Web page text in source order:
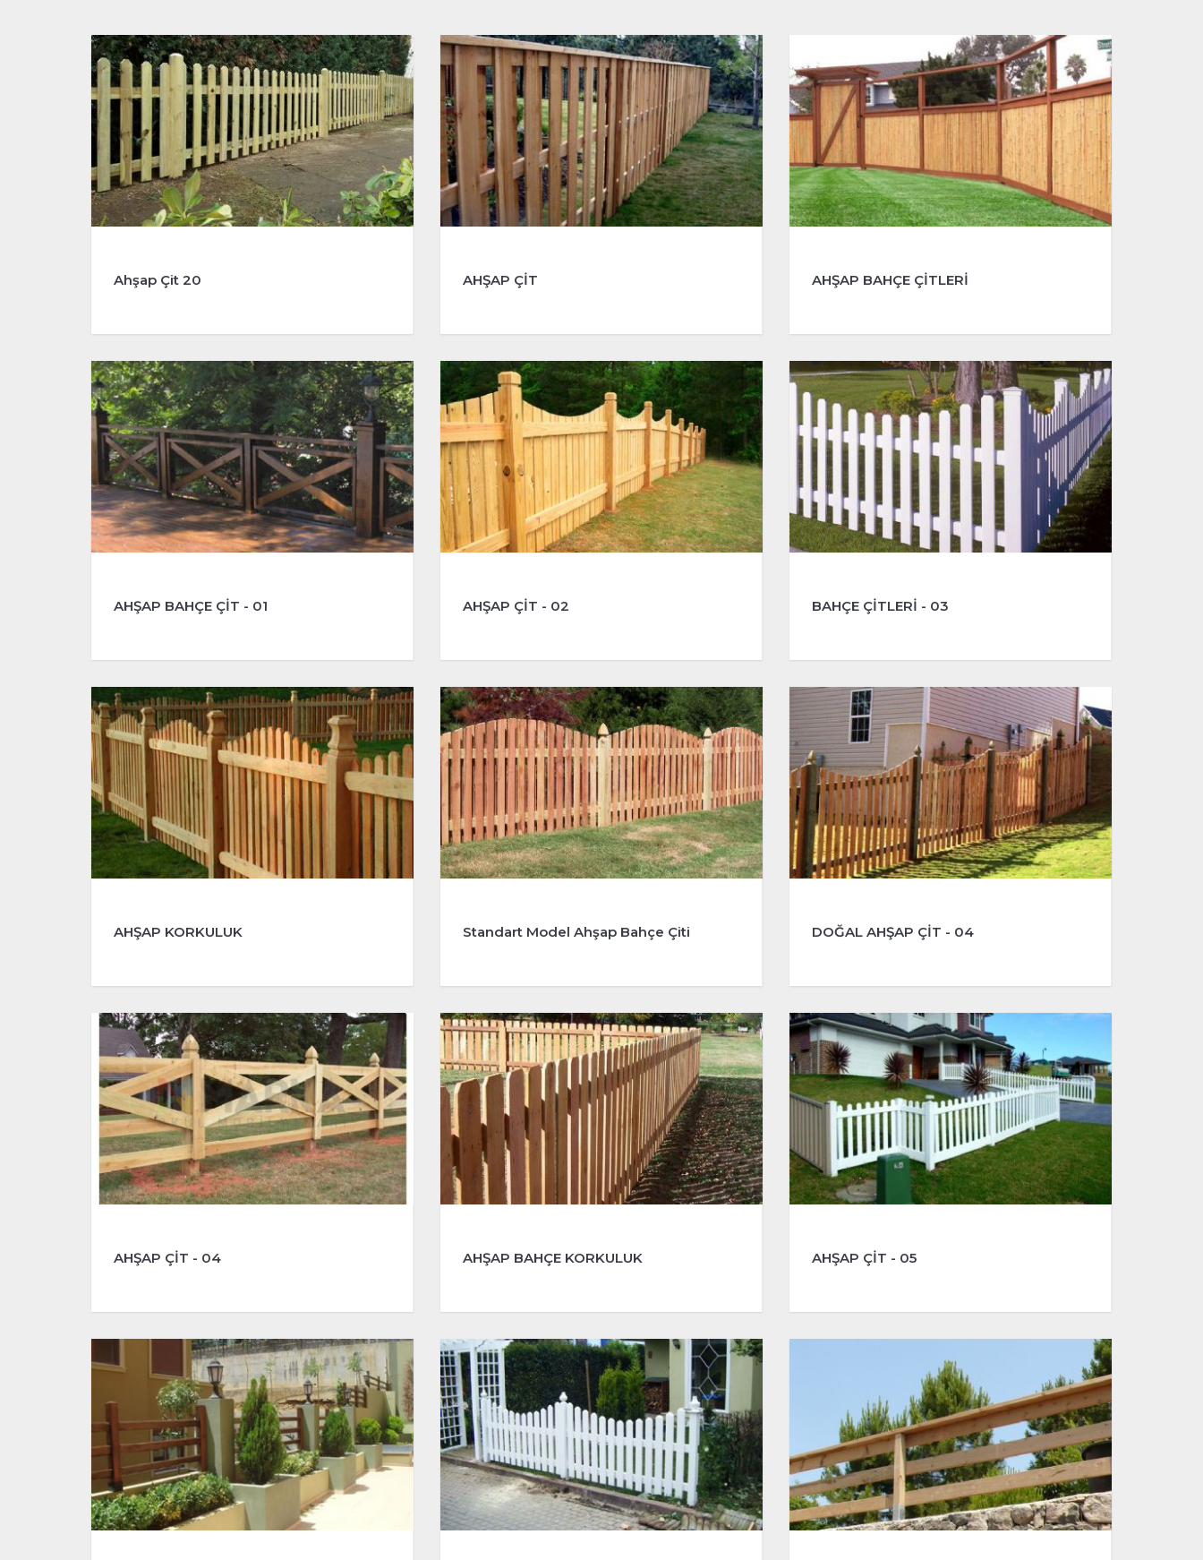
Ahşap Çit 20 AHŞAP ÇİT AHŞAP BAHÇE ÇİTLERİ
AHŞAP BAHÇE ÇİT - 01 AHŞAP ÇİT - 02 BAHÇE ÇİTLERİ - 03
AHŞAP KORKULUK Standart Model Ahşap Bahçe Çiti DOĞAL AHŞAP ÇİT - 04
AHŞAP ÇİT - 04 AHŞAP BAHÇE KORKULUK AHŞAP ÇİT - 05